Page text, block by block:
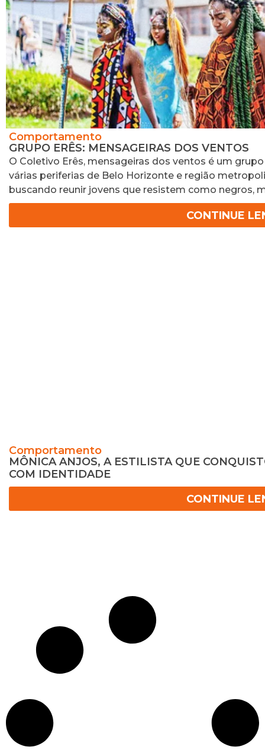
Comportamento
GRUPO ERÊS: MENSAGEIRAS DOS VENTOS
O Coletivo Erês, mensageiras dos ventos é um
várias periferias de Belo Horizonte e região
buscando reunir jovens que resistem como negros,
CONTINUE
Comportamento
MÔNICA ANJOS, A ESTILISTA QUE
COM IDENTIDADE
CONTINUE